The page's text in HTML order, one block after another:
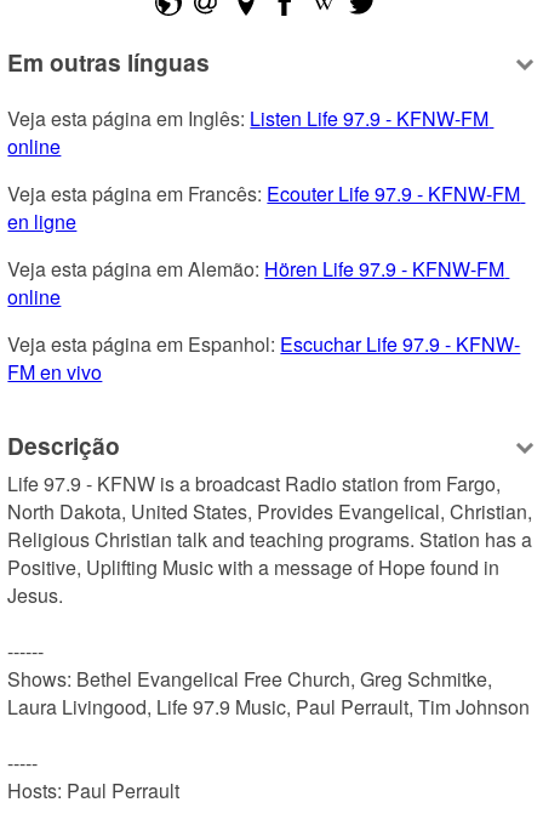
Em outras línguas
Veja esta página em Inglês: Listen Life 97.9 - KFNW-FM
online
Veja esta página em Francês: Ecouter Life 97.9 - KFNW-FM
en ligne
Veja esta página em Alemão: Hören Life 97.9 - KFNW-FM
online
Veja esta página em Espanhol: Escuchar Life 97.9 - KFNW-
FM en vivo
Descrição
Life 97.9 - KFNW is a broadcast Radio station from Fargo,
North Dakota, United States, Provides Evangelical, Christian,
Religious Christian talk and teaching programs. Station has a
Positive, Uplifting Music with a message of Hope found in
Jesus.
------
Shows: Bethel Evangelical Free Church, Greg Schmitke,
Laura Livingood, Life 97.9 Music, Paul Perrault, Tim Johnson
-----
Hosts: Paul Perrault